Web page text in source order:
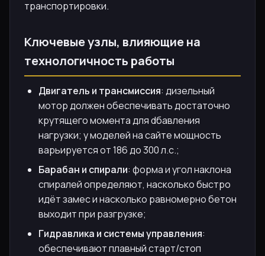
транспортировки.
Ключевые узлы, влияющие на
технологичность работы
Двигатель и трансмиссия: дизельный
мотор должен обеспечивать достаточно
крутящего момента для dбавления
нагрузки; у моделей на сайте мощность
варьируется от 186 до 300 л.с.;
Барабан и спирали: форма и угол наклона
спиралей определяют, насколько быстро
идёт замес и насколько равномерно бетон
выходит при разгрузке;
Гидравлика и системы управления:
обеспечивают плавный старт/стоп